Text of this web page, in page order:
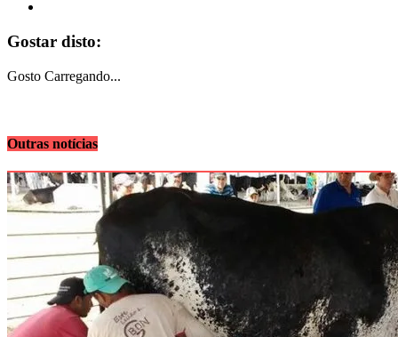
Gostar disto:
Gosto Carregando...
Outras notícias